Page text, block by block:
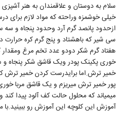
سلام به دوستان و علاقمندان به هنر
خیلی خوشمزه وراحته که مواد لازم برای
ازحدود پانصد گرم آرد وحدود پنجاه و
سی شیر که باهشتاد و پنج گرم کره
هفتاد گرم شکر دودو عدد تخم مرغ
خوری پکینک پودر ویک قاشق شکر پنجاه
خمیر ترش.اما برایدرست کردن خمیر ترش
پور خمیر ترش میریزم و یک قاشق مربا
میمیاند که محلول حالت کف آلود پیدا کند
آموزش این کلوچه این آموزش رو ببینید.با